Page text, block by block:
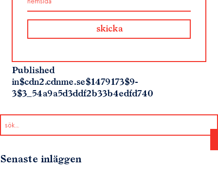
Published
in$cdn2.cdnme.se$1479173$9-
3$3_54a9a5d3ddf2b33b4edfd740
Senaste inläggen